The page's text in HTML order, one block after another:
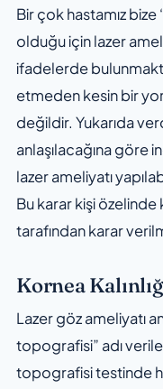
Bir çok hastamız
olduğu için lazer
ifadelerde
etmeden kesin bir
değildir. Yukarıda
anlaşılacağına göre
lazer ameliyatı
Bu karar kişi
tarafından karar
Kornea
Lazer göz ameliyatı
topografisi” adı
topografisi testinde